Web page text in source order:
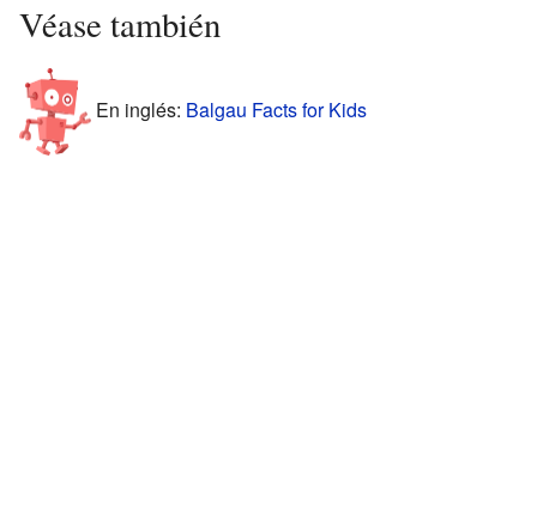
Véase también
En inglés: Balgau Facts for Kids